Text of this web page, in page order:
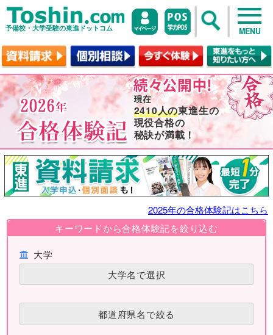
予備校・大学受験の東進ドットコム MENU
2410人の東進生の
現役合格の
秘訣が満載！
2025年の合格体験記はこちら
キーワードから合格体験記を絞り込む
大学
大学名で選択
都道府県名で絞る